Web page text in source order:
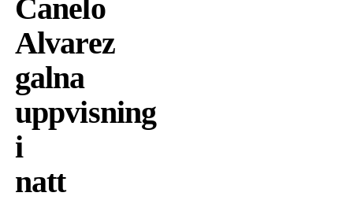
Canelo
Alvarez
galna
uppvisning
i
natt